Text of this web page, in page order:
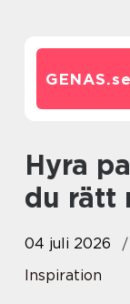
GENAS.se
Hyra partytält – så skapar
du rätt
04 juli 2026
Inspiration